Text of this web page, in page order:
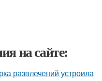
на сайте:
развлечений устроила